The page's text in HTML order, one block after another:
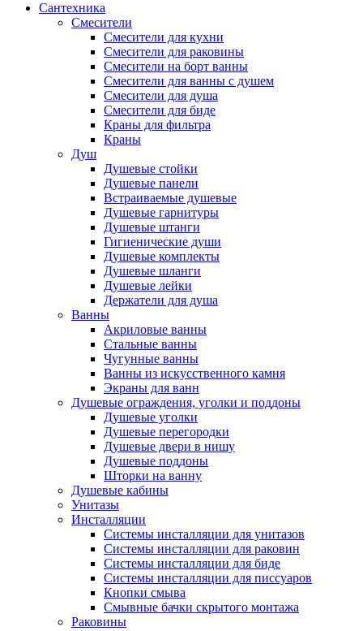
Сантехника
Смесители
Смесители для кухни
Смесители для раковины
Смесители на борт ванны
Смесители для ванны с душем
Смесители для душа
Смесители для биде
Краны для фильтра
Краны
Душ
Душевые стойки
Душевые панели
Встраиваемые душевые
Душевые гарнитуры
Душевые штанги
Гигиенические души
Душевые комплекты
Душевые шланги
Душевые лейки
Держатели для душа
Ванны
Акриловые ванны
Стальные ванны
Чугунные ванны
Ванны из искусственного камня
Экраны для ванн
Душевые ограждения, уголки и поддоны
Душевые уголки
Душевые перегородки
Душевые двери в нишу
Душевые поддоны
Шторки на ванну
Душевые кабины
Унитазы
Инсталляции
Системы инсталляции для унитазов
Системы инсталляции для раковин
Системы инсталляции для биде
Системы инсталляции для писсуаров
Кнопки смыва
Смывные бачки скрытого монтажа
Раковины